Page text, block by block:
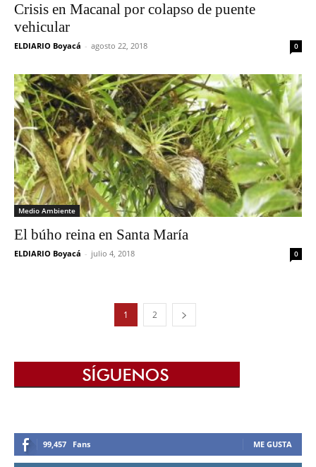
Crisis en Macanal por colapso de puente
vehicular
ELDIARIO Boyacá - agosto 22, 2018 0
Medio Ambiente
El búho reina en Santa María
ELDIARIO Boyacá - julio 4, 2018 0
1 2
99,457 Fans ME GUSTA